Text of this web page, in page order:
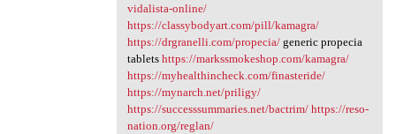
vidalista-online/
https://classybodyart.com/pill/kamagra/
https://drgranelli.com/propecia/generic propecia
tablets https://markssmokeshop.com/kamagra/
https://myhealthincheck.com/finasteride/
https://mynarch.net/priligy/
https://successsummaries.net/bactrim/ https://reso-
nation.org/reglan/